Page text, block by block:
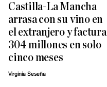
Castilla-La Mancha
arrasa con su vino en
el extranjero y factura
304 millones en solo
cinco meses
Virginia Seseña